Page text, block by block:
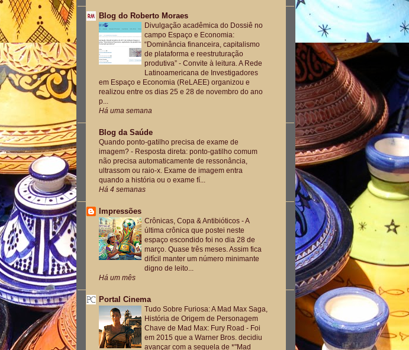
Blog do Roberto Moraes
Divulgação acadêmica do Dossiê no
campo Espaço e Economia:
“Dominância financeira, capitalismo
de plataforma e reestruturação
produtiva” - Convite à leitura. A Rede
Latinoamericana de Investigadores
em Espaço e Economia (ReLAEE) organizou e
realizou entre os dias 25 e 28 de novembro do ano
p...
Há uma semana
Blog da Saúde
Quando ponto-gatilho precisa de exame de
imagem? - Resposta direta: ponto-gatilho comum
não precisa automaticamente de ressonância,
ultrassom ou raio-x. Exame de imagem entra
quando a história ou o exame fí...
Há 4 semanas
Impressões
Crônicas, Copa & Antibióticos -A
última crônica que postei neste
espaço escondido foi no dia 28 de
março. Quase três meses. Assim fica
difícil manter um número minimante
digno de leito...
Há um mês
Portal Cinema
Tudo Sobre Furiosa: A Mad Max Saga,
História de Origem de Personagem
Chave de Mad Max: Fury Road - Foi
em 2015 que a Warner Bros. decidiu
avançar com a sequela de *"Mad